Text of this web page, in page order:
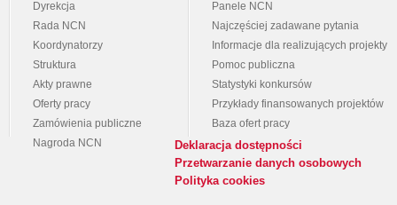
Dyrekcja
Rada NCN
Koordynatorzy
Struktura
Akty prawne
Oferty pracy
Zamówienia publiczne
Nagroda NCN
Panele NCN
Najczęściej zadawane pytania
Informacje dla realizujących projekty
Pomoc publiczna
Statystyki konkursów
Przykłady finansowanych projektów
Baza ofert pracy
Deklaracja dostępności
Przetwarzanie danych osobowych
Polityka cookies